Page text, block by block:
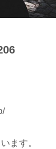
ます。